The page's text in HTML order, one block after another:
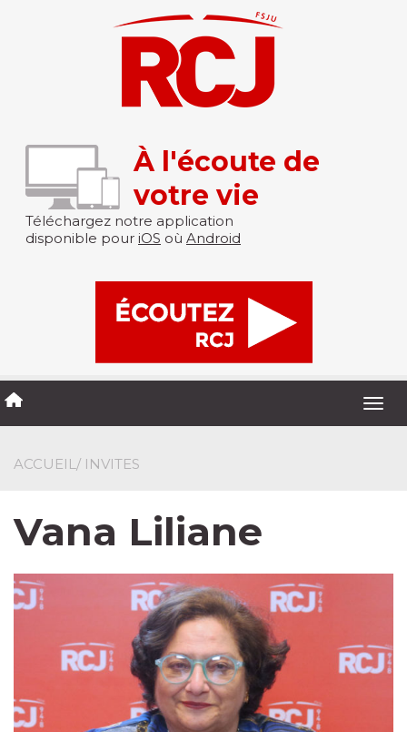
À l'écoute de
votre vie
Téléchargez notre application
disponible pour iOS où Android
ACCUEIL/ INVITES
Vana Liliane